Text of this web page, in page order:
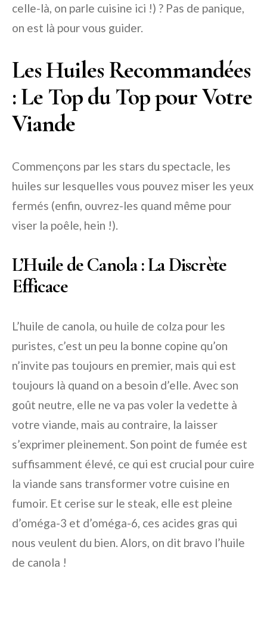
celle-là, on parle cuisine ici !) ? Pas de panique,
on est là pour vous guider.
Les Huiles Recommandées
: Le Top du Top pour Votre
Viande
Commençons par les stars du spectacle, les
huiles sur lesquelles vous pouvez miser les yeux
fermés (enfin, ouvrez-les quand même pour
viser la poêle, hein !).
L’Huile de Canola : La Discrète
Efficace
L’huile de canola, ou huile de colza pour les
puristes, c’est un peu la bonne copine qu’on
n’invite pas toujours en premier, mais qui est
toujours là quand on a besoin d’elle. Avec son
goût neutre, elle ne va pas voler la vedette à
votre viande, mais au contraire, la laisser
s’exprimer pleinement. Son point de fumée est
suffisamment élevé, ce qui est crucial pour cuire
la viande sans transformer votre cuisine en
fumoir. Et cerise sur le steak, elle est pleine
d’oméga-3 et d’oméga-6, ces acides gras qui
nous veulent du bien. Alors, on dit bravo l’huile
de canola !